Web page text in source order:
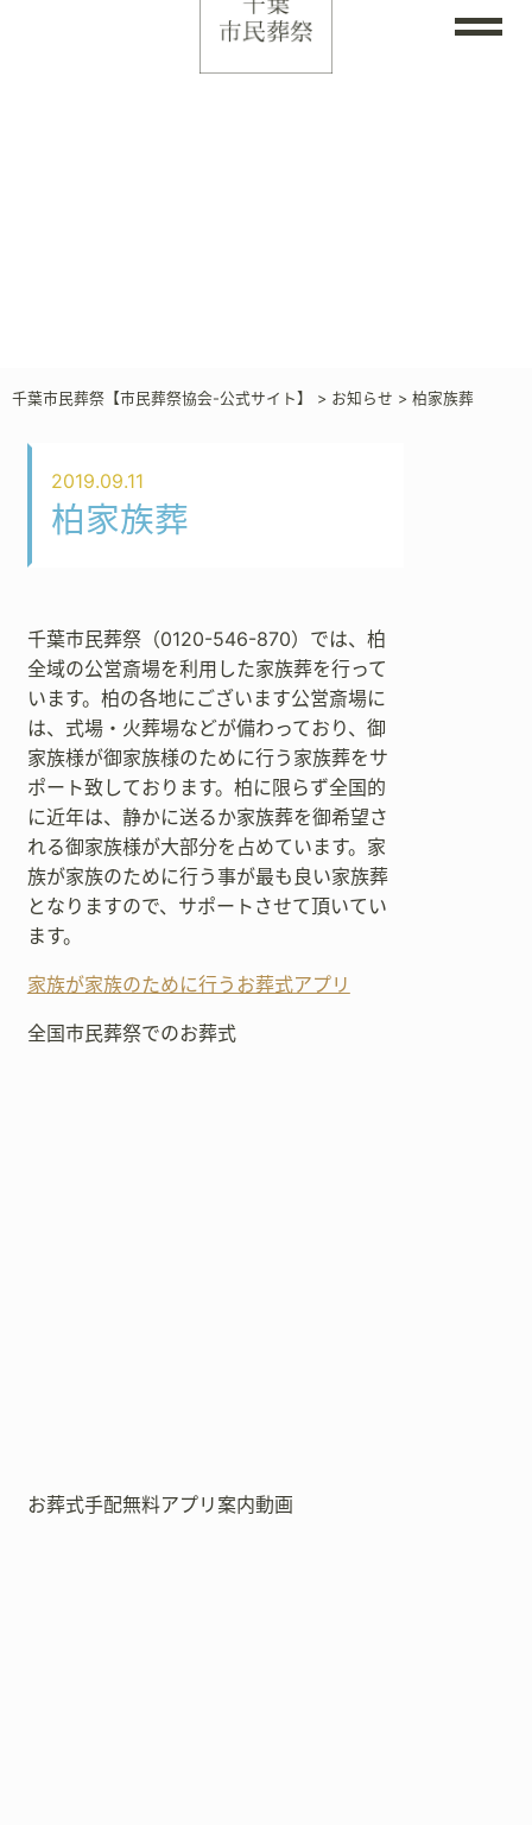
千葉市民葬祭【市民葬祭協会-公式サイト】 > お知らせ > 柏家族葬
2019.09.11
柏家族葬
千葉市民葬祭（0120-546-870）では、柏
全域の公営斎場を利用した家族葬を行って
います。柏の各地にございます公営斎場に
は、式場・火葬場などが備わっており、御
家族様が御家族様のために行う家族葬をサ
ポート致しております。柏に限らず全国的
に近年は、静かに送るか家族葬を御希望さ
れる御家族様が大部分を占めています。家
族が家族のために行う事が最も良い家族葬
となりますので、サポートさせて頂いてい
ます。
家族が家族のために行うお葬式アプリ
全国市民葬祭でのお葬式
お葬式手配無料アプリ案内動画